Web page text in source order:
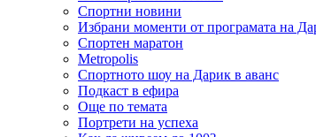
Спортни новини
Избрани моменти от програмата на
Спортен маратон
Metropolis
Спортното шоу на Дарик в аванс
Подкаст в ефира
Още по темата
Портрети на успеха